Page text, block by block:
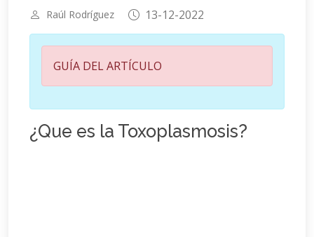
Raúl Rodríguez 13-12-2022
GUÍA DEL ARTÍCULO
¿Que es la Toxoplasmosis?